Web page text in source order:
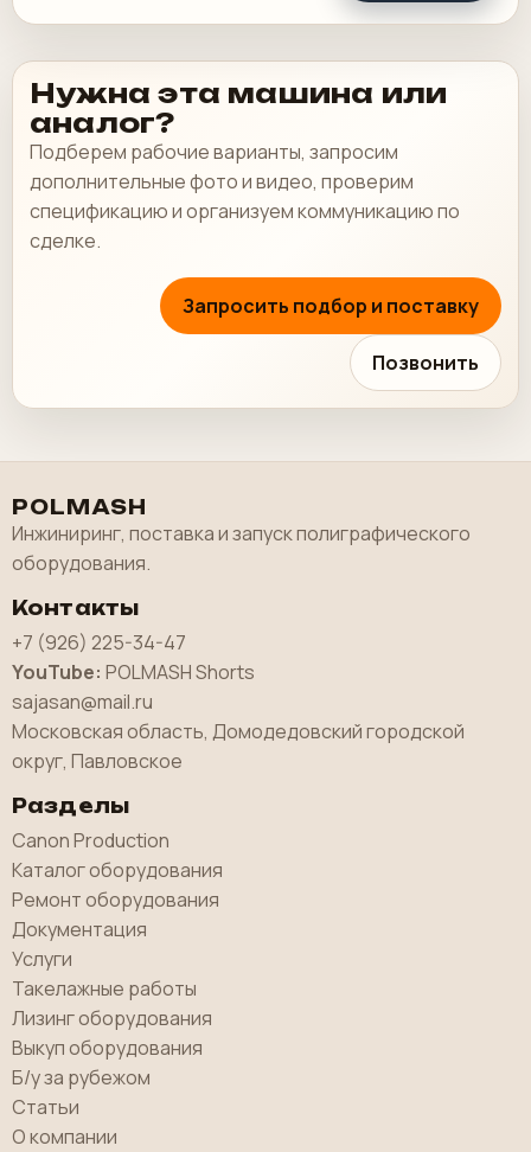
Нужна эта машина или
аналог?
Подберем рабочие варианты, запросим
дополнительные фото и видео, проверим
спецификацию и организуем коммуникацию по
сделке.
Запросить подбор и поставку
Позвонить
POLMASH
Инжиниринг, поставка и запуск полиграфического
оборудования.
Контакты
+7 (926) 225-34-47
YouTube: POLMASH Shorts
sajasan@mail.ru
Московская область, Домодедовский городской
округ, Павловское
Разделы
Canon Production
Каталог оборудования
Ремонт оборудования
Документация
Услуги
Такелажные работы
Лизинг оборудования
Выкуп оборудования
Б/у за рубежом
Статьи
О компании